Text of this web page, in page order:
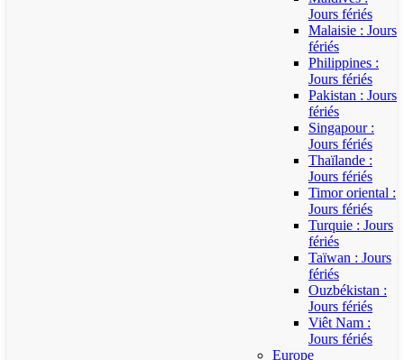
Jours fériés
Malaisie : Jours
fériés
Philippines :
Jours fériés
Pakistan : Jours
fériés
Singapour :
Jours fériés
Thaïlande :
Jours fériés
Timor oriental :
Jours fériés
Turquie : Jours
fériés
Taïwan : Jours
fériés
Ouzbékistan :
Jours fériés
Viêt Nam :
Jours fériés
Europe